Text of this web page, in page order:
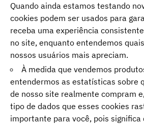
Quando ainda estamos testando
cookies podem ser usados ​​para
receba uma experiência
no site, enquanto entendemos
nossos usuários mais apreciam.
À medida que vendemos
entendermos as estatísticas sobre
de nosso site realmente compram
tipo de dados que esses cookies
importante para você, pois significa